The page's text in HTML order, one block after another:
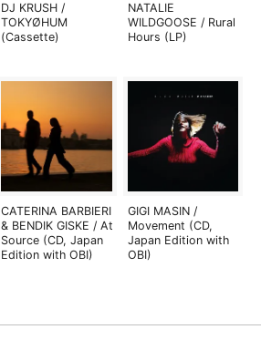
DJ KRUSH /
TOKYØHUM
(Cassette)
NATALIE
WILDGOOSE / Rural
Hours (LP)
CATERINA BARBIERI
& BENDIK GISKE / At
Source (CD, Japan
Edition with OBI)
GIGI MASIN /
Movement (CD,
Japan Edition with
OBI)